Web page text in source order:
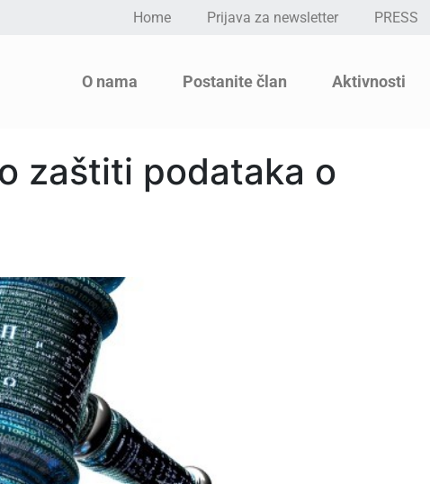
Home Prijava za newsletter PRESS
O nama Postanite član Aktivnosti
zaštiti podataka o